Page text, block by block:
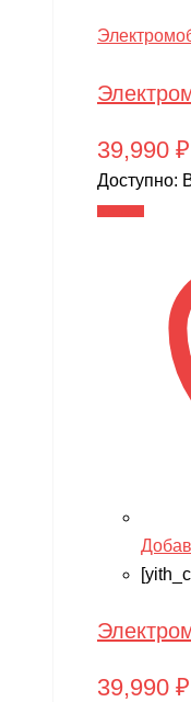
39,990 ₽
Доступно:
39,990 ₽